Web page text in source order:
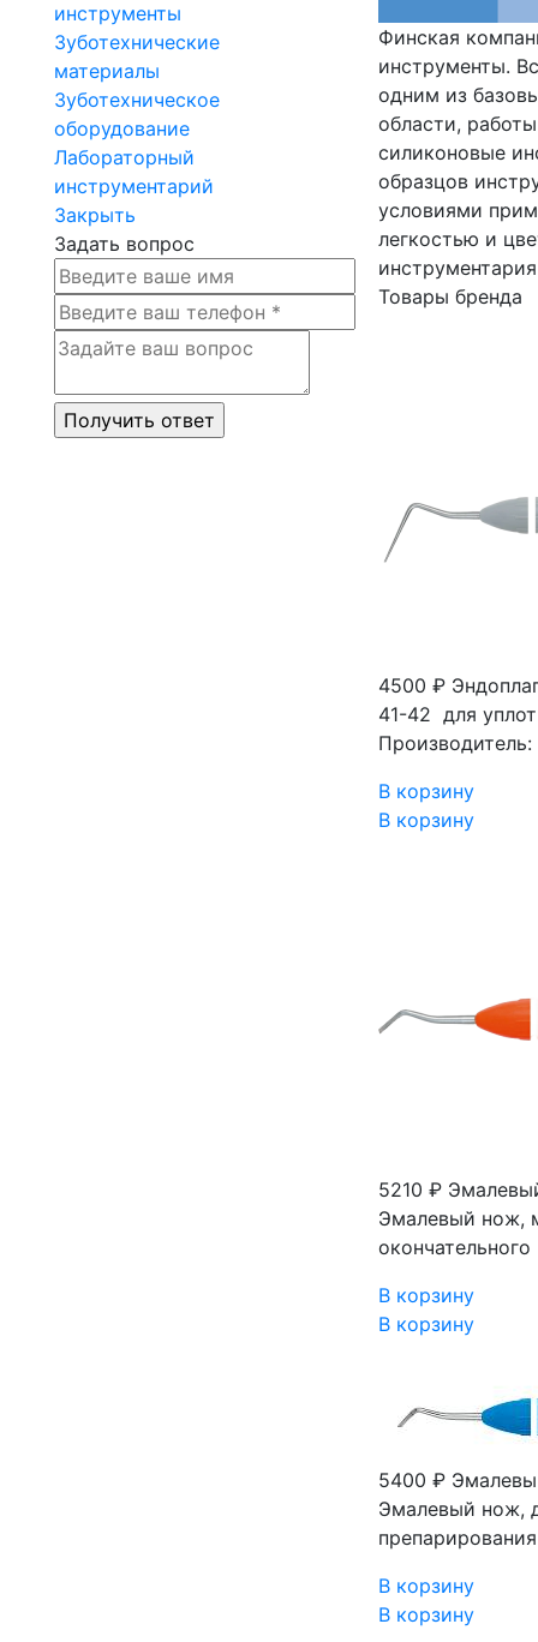
инструменты
Зуботехнические
материалы
Зуботехническое
оборудование
Лабораторный
инструментарий
Закрыть
Задать вопрос
Финская
инструменты.
одним из
области,
силиконовые
образцов
условиями
легкостью и
Товары бренда
4500 ₽
41-42 для
В корзину
В корзину
5210 ₽
Эмалевый нож,
В корзину
В корзину
5400 ₽
Эмалевый нож,
В корзину
В корзину